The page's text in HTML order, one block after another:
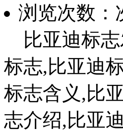
浏览次数：
比亚迪标志
标志,比亚迪
标志含义,比
志介绍,比亚